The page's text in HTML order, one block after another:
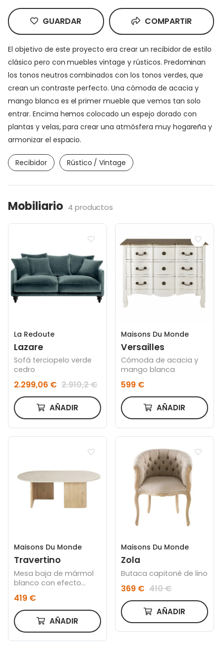
GUARDAR COMPARTIR
El objetivo de este proyecto era crear un recibidor de estilo
clásico pero con muebles vintage y rústicos. Predominan
los tonos neutros combinados con los tonos verdes, que
crean un contraste perfecto. Una cómoda de acacia y
mango blanca es el primer mueble que vemos tan solo
entrar. Encima hemos colocado un espejo dorado con
plantas y velas, para crear una atmósfera muy hogareña y
armonizar el espacio.
Recibidor Rústico / Vintage
Mobiliario 4 productos
La Redoute
Lazare
Sofá terciopelo verde
cedro
2.299,06 € 2.910,2 €
AÑADIR
Maisons Du Monde
Versailles
Cómoda de acacia y
mango blanca
599 €
AÑADIR
Maisons Du Monde
Travertino
Mesa baja de mármol
blanco con efecto
mango maciza
419 €
AÑADIR
Maisons Du Monde
Zola
Butaca capitoné de lino
369 € 410 €
AÑADIR